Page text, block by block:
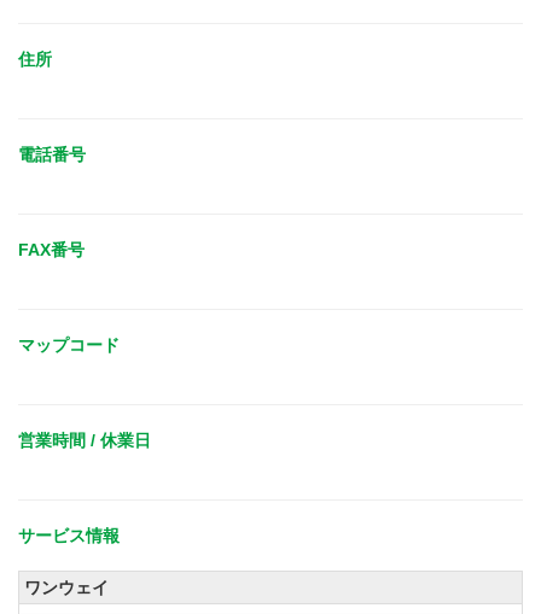
住所
電話番号
FAX番号
マップコード
営業時間 / 休業日
サービス情報
ワンウェイ